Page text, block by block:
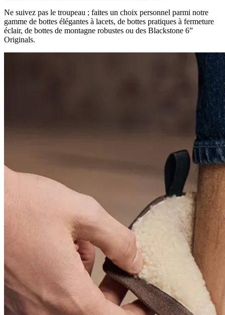
Ne suivez pas le troupeau ; faites un choix personnel parmi notre
gamme de bottes élégantes à lacets, de bottes pratiques à fermeture
éclair, de bottes de montagne robustes ou des Blackstone 6”
Originals.